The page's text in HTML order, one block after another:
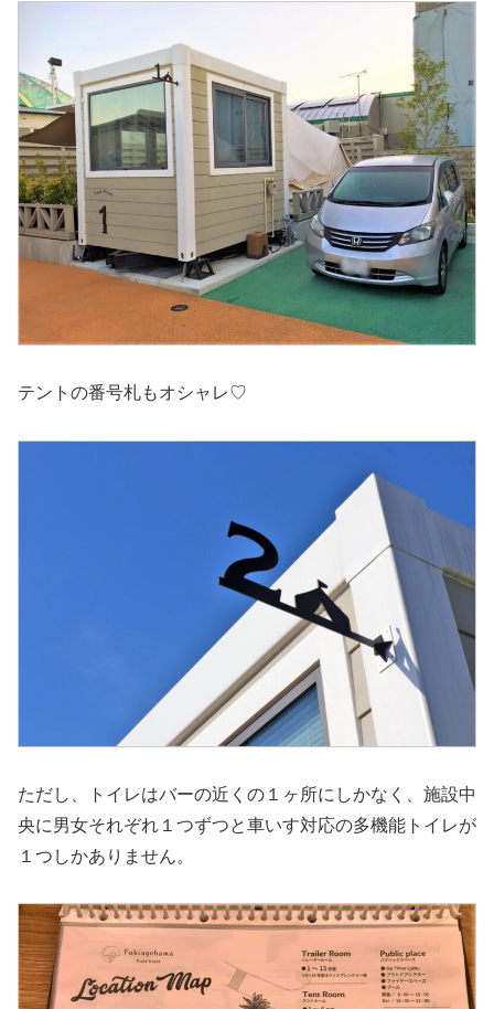
テントの番号札もオシャレ♡
ただし、トイレはバーの近くの１ヶ所にしかなく、施設中
央に男女それぞれ１つずつと車いす対応の多機能トイレが
１つしかありません。